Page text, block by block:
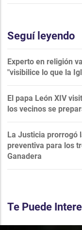
Seguí leyendo
Experto en religión
"visibilice lo que la
El papa León XIV
los vecinos se
La Justicia prorrogó
preventiva para los
Ganadera
Te Puede